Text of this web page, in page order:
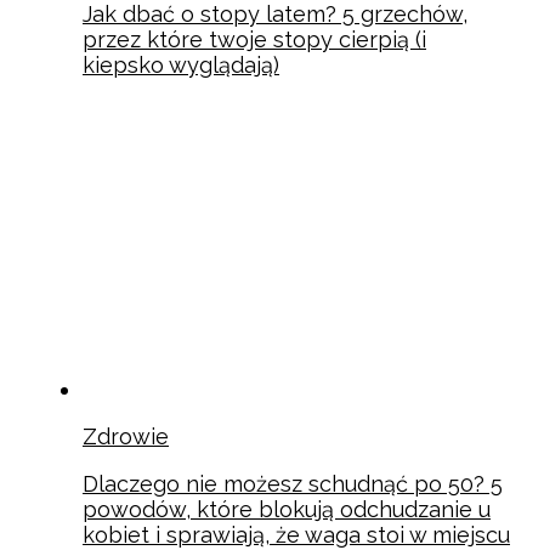
Jak dbać o stopy latem? 5 grzechów,
przez które twoje stopy cierpią (i
kiepsko wyglądają)
Zdrowie
Dlaczego nie możesz schudnąć po 50? 5
powodów, które blokują odchudzanie u
kobiet i sprawiają, że waga stoi w miejscu